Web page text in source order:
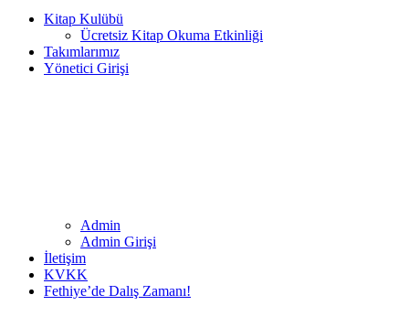
Kitap Kulübü
Ücretsiz Kitap Okuma Etkinliği
Takımlarımız
Yönetici Girişi
Admin
Admin Girişi
İletişim
KVKK
Fethiye’de Dalış Zamanı!